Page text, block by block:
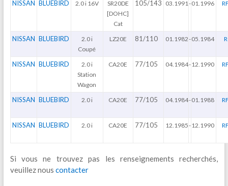
NISSAN BLUEBIRD 2.0 i 16V
SR20DE
[DOHC]
Cat
105/143 03.1991 -01.1996
NISSAN BLUEBIRD
2.0 i
Coupé
LZ20E 81/110 01.1982-05.1984
NISSAN BLUEBIRD
2.0 i
Station
Wagon
CA20E 77/105 04.1984-12.1990
NISSAN BLUEBIRD 2.0 i CA20E 77/105 04.1984-01.1988
NISSAN BLUEBIRD 2.0 i CA20E 77/105 12.1985-12.1990
Si vous ne trouvez pas les renseignements recherchés,
veuillez nous contacter